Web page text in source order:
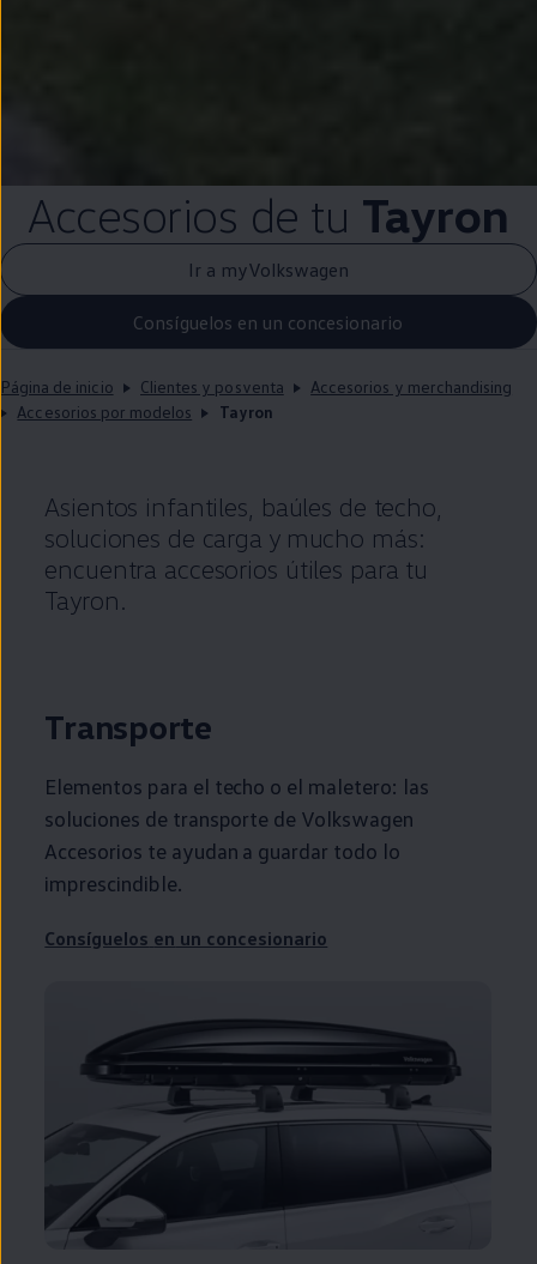
Accesorios de tu Tayron
Ir a myVolkswagen
Consíguelos en un concesionario
Página de inicio Clientes y posventa
Accesorios y merchandising
Accesorios por modelos
Tayron
Asientos infantiles, baúles de techo,
soluciones de carga y mucho más:
encuentra accesorios útiles para tu
Tayron.
Transporte
Elementos para el techo o el maletero: las
soluciones de transporte de Volkswagen
Accesorios te ayudan a guardar todo lo
imprescindible.
Consíguelos en un concesionario